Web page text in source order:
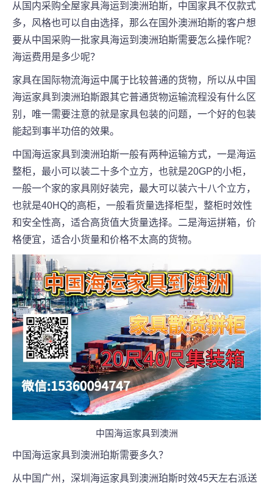
从国内采购全屋家具海运到澳洲珀斯，中国家具不仅款式
多，风格也可以自由选择，那么在国外澳洲珀斯的客户想
要从中国采购一批家具海运到澳洲珀斯需要怎么操作呢？
海运费用是多少呢？
家具在国际物流海运中属于比较普通的货物，所以从中国
海运家具到澳洲珀斯跟其它普通货物运输流程没有什么区
别，唯一需要注意的就是家具包装的问题，一个好的包装
能起到事半功倍的效果。
中国海运家具到澳洲珀斯一般有两种运输方式，一是海运
整柜，最小可以装二十多个立方，也就是20GP的小柜，
一般一个家的家具刚好装完，最大可以装六十八个立方，
也就是40HQ的高柜，一般看货量选择柜型，整柜时效性
和安全性高，适合高货值大货量选择。二是海运拼箱，价
格便宜，适合小货量和价格不太高的货物。
中国海运家具到澳洲
中国海运家具到澳洲珀斯需要多久？
从中国广州，深圳海运家具到澳洲珀斯时效45天左右派送